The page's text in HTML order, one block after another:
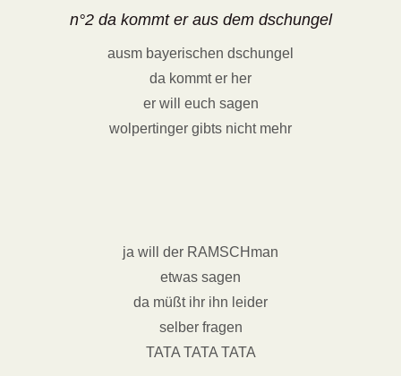
n°2 da kommt er aus dem dschungel
ausm bayerischen dschungel
da kommt er her
er will euch sagen
wolpertinger gibts nicht mehr
ja will der RAMSCHman
etwas sagen
da müßt ihr ihn leider
selber fragen
TATA TATA TATA